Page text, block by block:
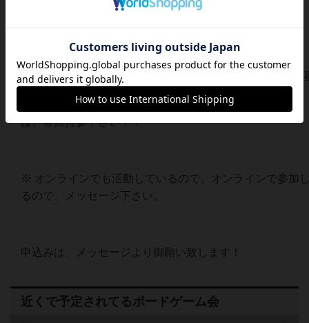
https://band.us/n/a7a06d5ev2M4Q
※初めて参加される方は、事前に参加表明下さい（月•水
※ 飲み物、スナック程度は用意致しますが、アルコール
は、各自持参下さい！！
※ オンラインでも活動しているので、オンラインで参加
るので、メッセージ下さい。
申込みは、メッセージより御願い致します！
近くで予定されてるボードゲーム会